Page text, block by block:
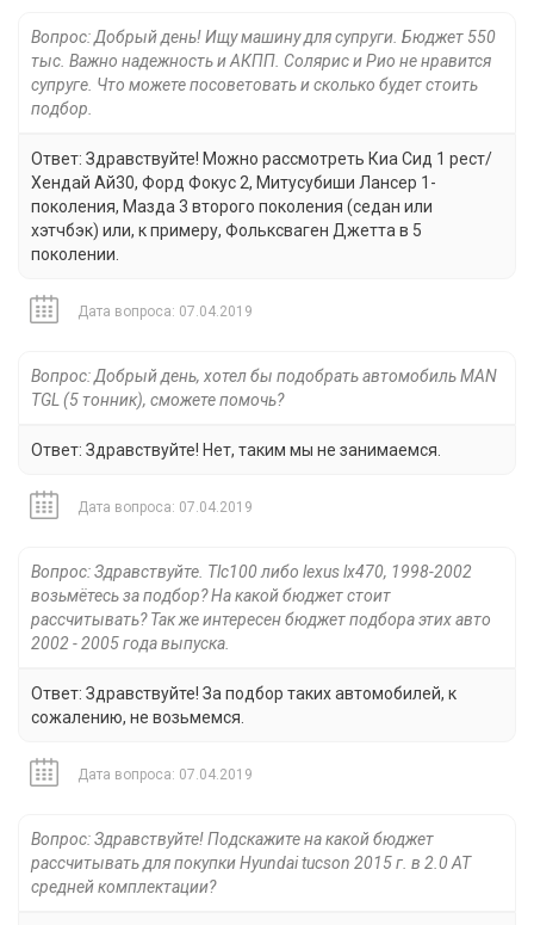
Вопрос: Добрый день! Ищу машину для супруги. Бюджет 550
тыс. Важно надежность и АКПП. Солярис и Рио не нравится
супруге. Что можете посоветовать и сколько будет стоить
подбор.
Ответ: Здравствуйте! Можно рассмотреть Киа Сид 1 рест/
Хендай Ай30, Форд Фокус 2, Митусубиши Лансер 1-
поколения, Мазда 3 второго поколения (седан или
хэтчбэк) или, к примеру, Фольксваген Джетта в 5
поколении.
Дата вопроса: 07.04.2019
Вопрос: Добрый день, хотел бы подобрать автомобиль MAN
TGL (5 тонник), сможете помочь?
Ответ: Здравствуйте! Нет, таким мы не занимаемся.
Дата вопроса: 07.04.2019
Вопрос: Здравствуйте. Tlc100 либо lexus lx470, 1998-2002
возьмётесь за подбор? На какой бюджет стоит
рассчитывать? Так же интересен бюджет подбора этих авто
2002 - 2005 года выпуска.
Ответ: Здравствуйте! За подбор таких автомобилей, к
сожалению, не возьмемся.
Дата вопроса: 07.04.2019
Вопрос: Здравствуйте! Подскажите на какой бюджет
рассчитывать для покупки Hyundai tucson 2015 г. в 2.0 АТ
средней комплектации?